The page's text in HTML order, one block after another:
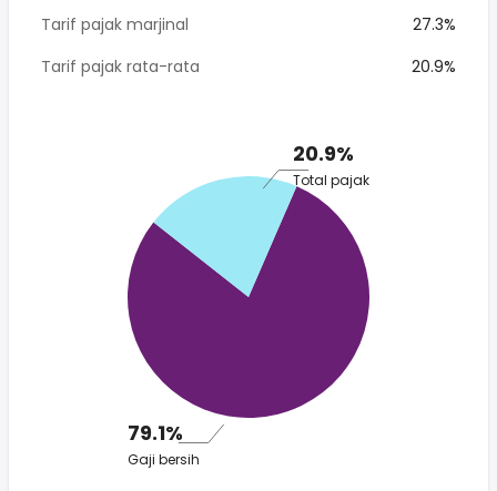
Tarif pajak marjinal
27.3%
Tarif pajak rata-rata
20.9%
20.9%
Total pajak
79.1%
Gaji bersih